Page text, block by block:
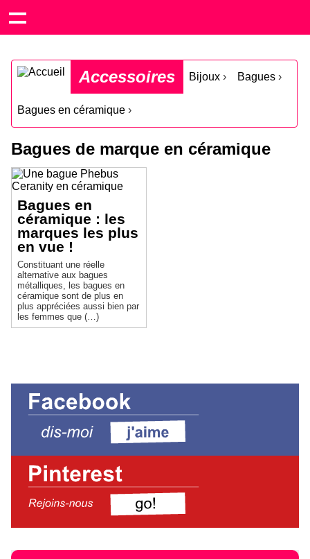
Accessoires Bijoux › Bagues ›
Bagues en céramique ›
Bagues de marque en céramique
Bagues en
céramique : les
marques les plus
en vue !
Constituant une réelle
alternative aux bagues
métalliques, les bagues en
céramique sont de plus en
plus appréciées aussi bien par
les femmes que (…)